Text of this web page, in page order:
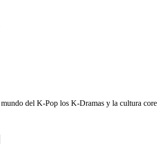
mundo del K-Pop los K-Dramas y la cultura